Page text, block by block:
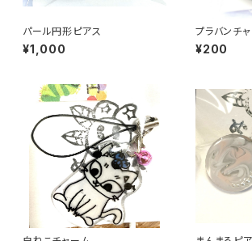
パール円形ピアス
¥1,000
プラバンチ
¥200